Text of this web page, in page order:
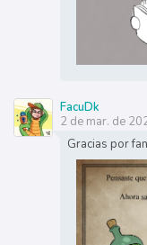
FacuDk
2 de mar. de
Gracias por